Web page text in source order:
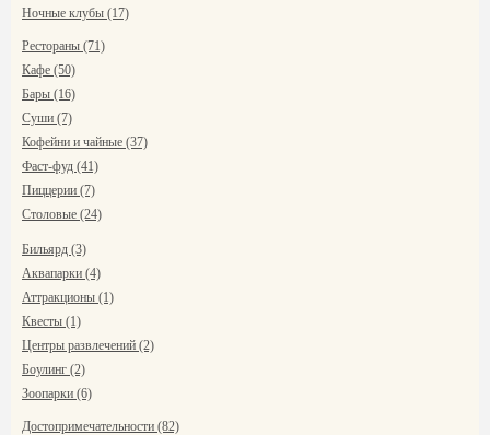
Ночные клубы (17)
Рестораны (71)
Кафе (50)
Бары (16)
Суши (7)
Кофейни и чайные (37)
Фаст-фуд (41)
Пиццерии (7)
Столовые (24)
Бильярд (3)
Аквапарки (4)
Аттракционы (1)
Квесты (1)
Центры развлечений (2)
Боулинг (2)
Зоопарки (6)
Достопримечательности (82)